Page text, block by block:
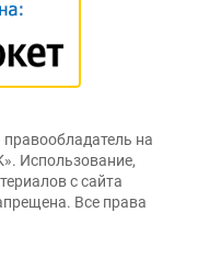
на
Использование,
с сайта
Все права